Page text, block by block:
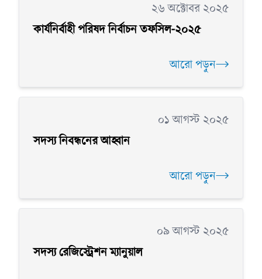
২৬ অক্টোবর ২০২৫
কার্যনির্বাহী পরিষদ নির্বাচন তফসিল-২০২৫
আরো পড়ুন
০১ আগস্ট ২০২৫
সদস্য নিবন্ধনের আহ্বান
আরো পড়ুন
০৯ আগস্ট ২০২৫
সদস্য রেজিস্ট্রেশন ম্যানুয়াল